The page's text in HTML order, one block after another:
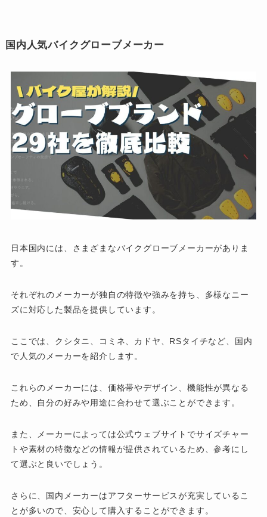
国内人気バイクグローブメーカー
日本国内には、さまざまなバイクグローブメーカーがありま
す。
それぞれのメーカーが独自の特徴や強みを持ち、多様なニー
ズに対応した製品を提供しています。
ここでは、クシタニ、コミネ、カドヤ、RSタイチなど、国内
で人気のメーカーを紹介します。
これらのメーカーには、価格帯やデザイン、機能性が異なる
ため、自分の好みや用途に合わせて選ぶことができます。
また、メーカーによっては公式ウェブサイトでサイズチャー
トや素材の特徴などの情報が提供されているため、参考にし
て選ぶと良いでしょう。
さらに、国内メーカーはアフターサービスが充実しているこ
とが多いので、安心して購入することができます。